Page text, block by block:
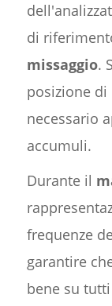
di
missaggio.
posizione di
necessario
accumuli.
Durante il
frequenze
garantire
bene su